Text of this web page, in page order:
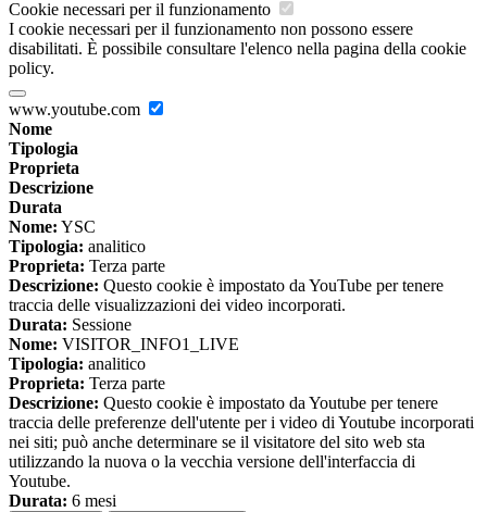
Cookie necessari per il funzionamento
I cookie necessari per il funzionamento non possono essere
disabilitati. È possibile consultare l'elenco nella pagina della cookie
policy.
www.youtube.com
Nome
Tipologia
Proprieta
Descrizione
Durata
Nome: YSC
Tipologia: analitico
Proprieta: Terza parte
Descrizione: Questo cookie è impostato da YouTube per tenere
traccia delle visualizzazioni dei video incorporati.
Durata: Sessione
Nome: VISITOR_INFO1_LIVE
Tipologia: analitico
Proprieta: Terza parte
Descrizione: Questo cookie è impostato da Youtube per tenere
traccia delle preferenze dell'utente per i video di Youtube incorporati
nei siti; può anche determinare se il visitatore del sito web sta
utilizzando la nuova o la vecchia versione dell'interfaccia di
Youtube.
Durata: 6 mesi